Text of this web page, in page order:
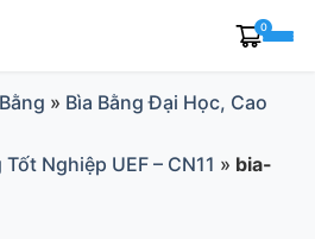
0
» Bìa Bằng Đại Học, Cao
Nghiệp UEF – CN11 » bia-